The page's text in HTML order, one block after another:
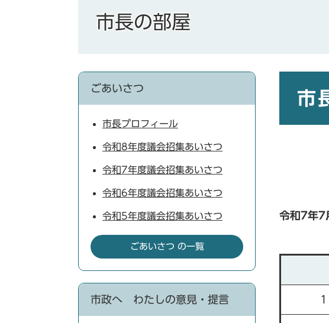
市長の部屋
市
令和7年7
1
ごあいさつ
市長プロフィール
令和8年度議会招集あいさつ
令和7年度議会招集あいさつ
令和6年度議会招集あいさつ
令和5年度議会招集あいさつ
ごあいさつ の一覧
市政へ わたしの意見・提言